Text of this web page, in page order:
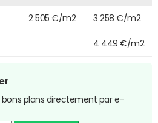
2 505 €/m2 3 258 €/m2
4 449 €/m2
bons plans directement par e-